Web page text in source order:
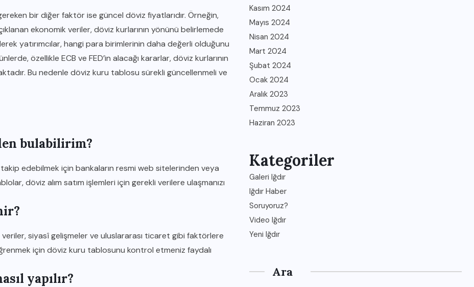
bir diğer faktör ise güncel döviz fiyatlarıdır. Örneğin,
ekonomik veriler, döviz kurlarının yönünü belirlemede
yatırımcılar, hangi para birimlerinin daha değerli olduğunu
özellikle ECB ve FED’in alacağı kararlar, döviz kurlarının
Bu nedenle döviz kuru tablosu sürekli güncellenmeli ve
bulabilirim?
edebilmek için bankaların resmi web sitelerinden veya
döviz alım satım işlemleri için gerekli verilere ulaşmanızı
siyasî gelişmeler ve uluslararası ticaret gibi faktörlere
için döviz kuru tablosunu kontrol etmeniz faydalı
yapılır?
Kasım 2024
Mayıs 2024
Nisan 2024
Mart 2024
Şubat 2024
Ocak 2024
Aralık 2023
Temmuz 2023
Haziran 2023
Kategoriler
Galeri Iğdır
Iğdır Haber
Soruyoruz?
Video Iğdır
Yeni Iğdır
Ara